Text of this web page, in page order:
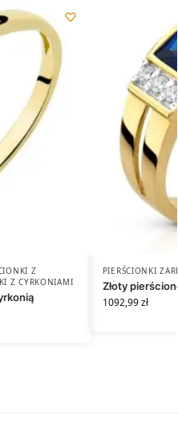
Z
Z CYRKONIAMI
PIERŚCIONKI
Złoty
1092,99zł